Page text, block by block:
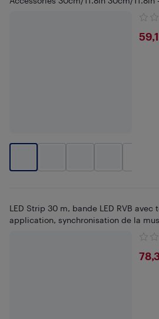
LED Strip 30 m, bande LED RVB
application, synchronisation de la